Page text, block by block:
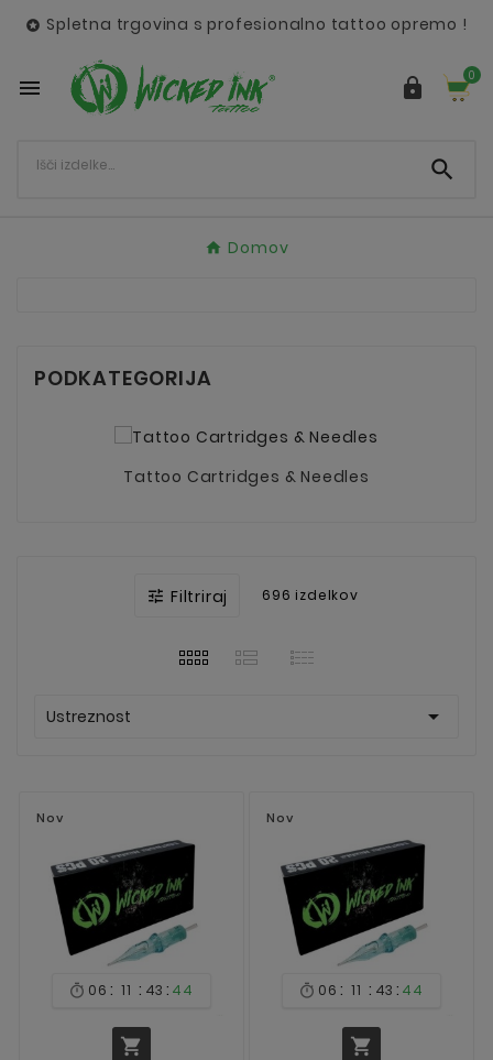
 Spletna trgovina s profesionalno tattoo opremo !
  0

Domov
PODKATEGORIJA
Tattoo Cartridges & Needles
 Filtriraj 696 izdelkov
Ustreznost 
Nov
 06 : 11 : 43 : 44

Nov
 06 : 11 : 43 : 44
